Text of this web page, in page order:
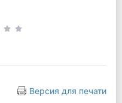
Версия для печати